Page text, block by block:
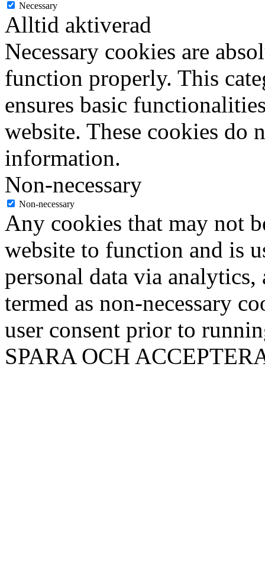
Necessary
Alltid aktiverad
Necessary cookies are
function properly. This
ensures basic
website. These cookies do
information.
Non-necessary
Non-necessary
Any cookies that may not
website to function and is
personal data via analytics,
termed as non-necessary
user consent prior to
SPARA OCH